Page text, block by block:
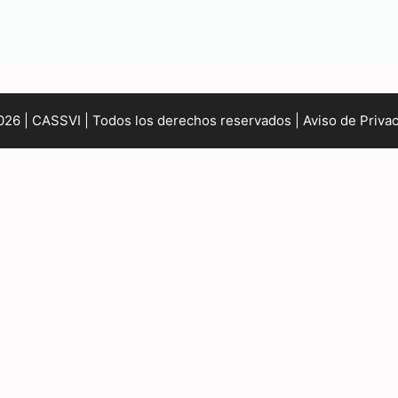
| CASSVI | Todos los derechos reservados | Aviso de